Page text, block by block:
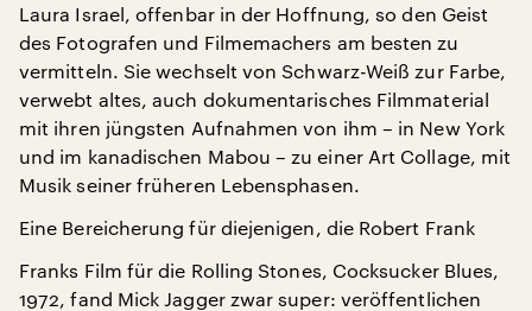
Laura Israel, offenbar in der Hoffnung, so den Geist
des Fotografen und Filmemachers am besten zu
vermitteln. Sie wechselt von Schwarz-Weiß zur Farbe,
verwebt altes, auch dokumentarisches Filmmaterial
mit ihren jüngsten Aufnahmen von ihm – in New York
und im kanadischen Mabou – zu einer Art Collage, mit
Musik seiner früheren Lebensphasen.
Eine Bereicherung für diejenigen, die Robert Frank
Franks Film für die Rolling Stones, Cocksucker Blues,
1972, fand Mick Jagger zwar super: veröffentlichen